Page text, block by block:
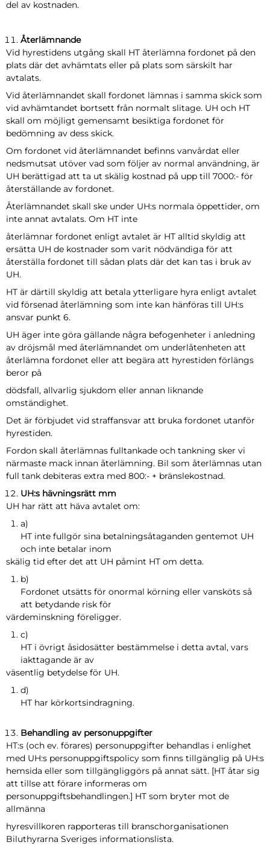
del av kostnaden.
Återlämnande
Vid hyrestidens utgång skall HT återlämna fordonet på den
plats där det avhämtats eller på plats som särskilt har
avtalats.
Vid återlämnandet skall fordonet lämnas i samma skick som
vid avhämtandet bortsett från normalt slitage. UH och HT
skall om möjligt gemensamt besiktiga fordonet för
bedömning av dess skick.
Om fordonet vid återlämnandet befinns vanvårdat eller
nedsmutsat utöver vad som följer av normal användning, är
UH berättigad att ta ut skälig kostnad på upp till 7000:- för
återställande av fordonet.
Återlämnandet skall ske under UH:s normala öppettider, om
inte annat avtalats. Om HT inte
återlämnar fordonet enligt avtalet är HT alltid skyldig att
ersätta UH de kostnader som varit nödvändiga för att
återställa fordonet till sådan plats där det kan tas i bruk av
UH.
HT är därtill skyldig att betala ytterligare hyra enligt avtalet
vid försenad återlämning som inte kan hänföras till UH:s
ansvar punkt 6.
UH äger inte göra gällande några befogenheter i anledning
av dröjsmål med återlämnandet om underlåtenheten att
återlämna fordonet eller att begära att hyrestiden förlängs
beror på
dödsfall, allvarlig sjukdom eller annan liknande
omständighet.
Det är förbjudet vid straffansvar att bruka fordonet utanför
hyrestiden.
Fordon skall återlämnas fulltankade och tankning sker vi
närmaste mack innan återlämning. Bil som återlämnas utan
full tank debiteras extra med 800:- + bränslekostnad.
UH:s hävningsrätt mm
UH har rätt att häva avtalet om:
a)
HT inte fullgör sina betalningsåtaganden gentemot UH
och inte betalar inom
skälig tid efter det att UH påmint HT om detta.
b)
Fordonet utsätts för onormal körning eller vansköts så
att betydande risk för
värdeminskning föreligger.
c)
HT i övrigt åsidosätter bestämmelse i detta avtal, vars
iakttagande är av
väsentlig betydelse för UH.
d)
HT har körkortsindragning.
Behandling av personuppgifter
HT:s (och ev. förares) personuppgifter behandlas i enlighet
med UH:s personuppgiftspolicy som finns tillgänglig på UH:s
hemsida eller som tillgängliggörs på annat sätt. [HT åtar sig
att tillse att förare informeras om
personuppgiftsbehandlingen.] HT som bryter mot de
allmänna
hyresvillkoren rapporteras till branschorganisationen
Biluthyrarna Sveriges informationslista.